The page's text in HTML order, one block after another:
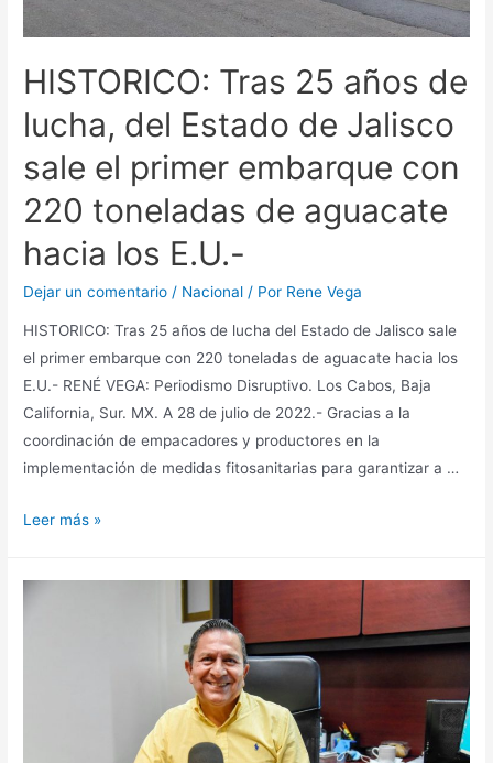
HISTORICO: Tras 25 años de
lucha, del Estado de Jalisco
sale el primer embarque con
220 toneladas de aguacate
hacia los E.U.-
Dejar un comentario / Nacional / Por Rene Vega
HISTORICO: Tras 25 años de lucha del Estado de Jalisco sale
el primer embarque con 220 toneladas de aguacate hacia los
E.U.- RENÉ VEGA: Periodismo Disruptivo. Los Cabos, Baja
California, Sur. MX. A 28 de julio de 2022.- Gracias a la
coordinación de empacadores y productores en la
implementación de medidas fitosanitarias para garantizar a …
Leer más »